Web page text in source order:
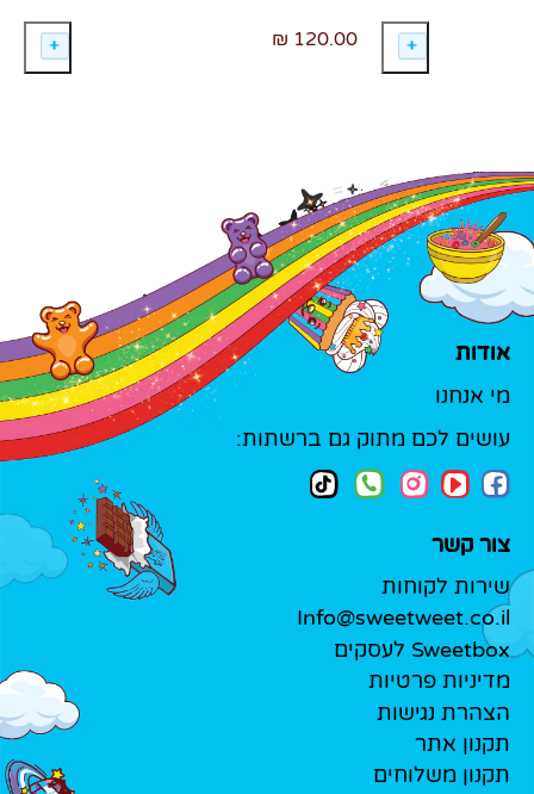
120.00 ₪
אודות
מי אנחנו
עושים לכם מתוק גם ברשתות:
צור קשר
שירות לקוחות
Info@sweetweet.co.il
Sweetbox לעסקים
מדיניות פרטיות
הצהרת נגישות
תקנון אתר
תקנון משלוחים